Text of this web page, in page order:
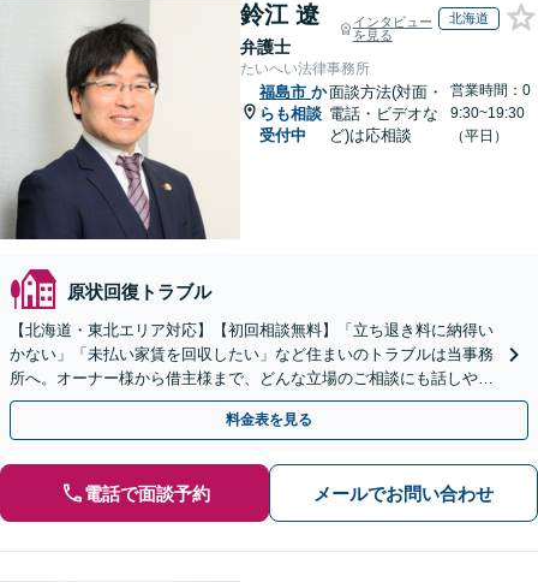
鈴江 遼
弁護士
インタビュー
を見る
北海道
たいへい法律事務所
福島市 か
らも相談
受付中
面談方法(対面・
電話・ビデオな
ど)は応相談
営業時間：0
9:30~19:30
（平日）
原状回復トラブル
【北海道・東北エリア対応】【初回相談無料】「立ち退き料に納得い
かない」「未払い家賃を回収したい」など住まいのトラブルは当事務
所へ。オーナー様から借主様まで、どんな立場のご相談にも話しやす
い弁護士が対応します。ＷＥＢ面談可。
料金表を見る
電話で面談予約 メールでお問い合わせ